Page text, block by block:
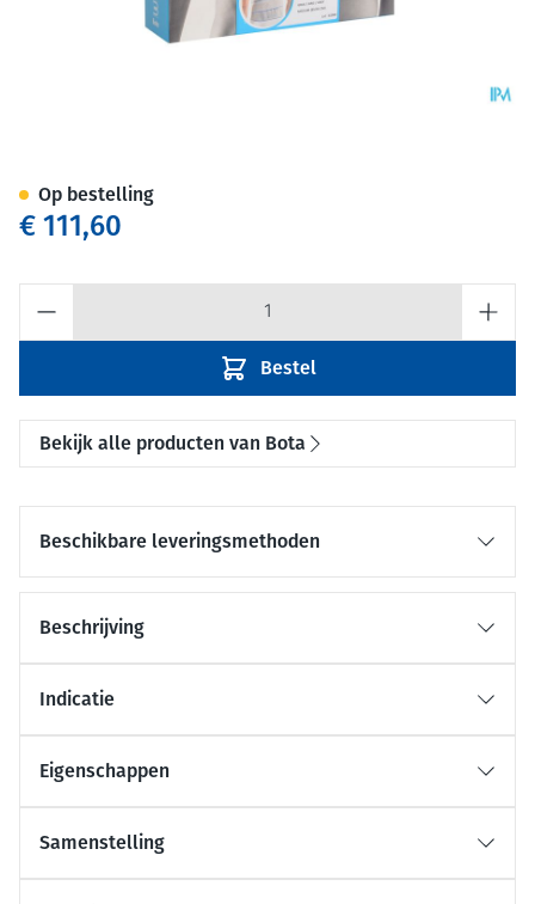
€ 111,60
Bestel
Op bestelling
Bekijk alle producten van Bota
Beschikbare leveringsmethoden
Beschrijving
Indicatie
Eigenschappen
Samenstelling